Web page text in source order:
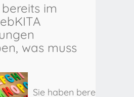
im
was muss
Sie haben bereits